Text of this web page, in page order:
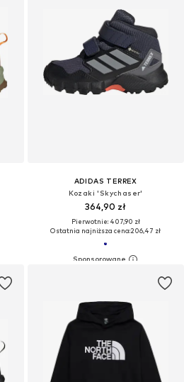
ADIDAS TERREX
Kozaki 'Skychaser'
364,90 zł
Pierwotnie: 407,90 zł
Ostatnia najniższa cena:206,47 zł